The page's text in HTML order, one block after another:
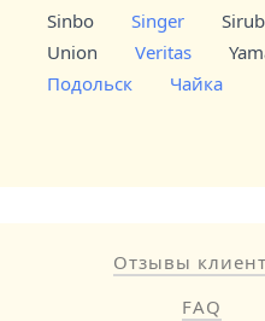
Sinbo
Singer
Union
Veritas
Подольск
Чайка
Отзывы
FAQ